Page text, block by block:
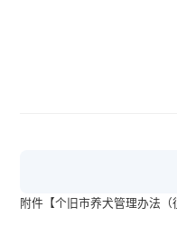
附件【个旧市养犬管理办法（